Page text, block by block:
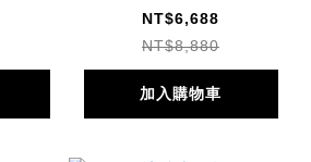
NT$6,688
NT$8,880
加入購物車